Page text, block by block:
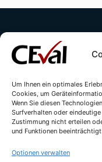
Um Ihnen ein optimales
Cookies, um
Wenn Sie diesen
Surfverhalten oder
Zustimmung nicht erteilen
und Funktionen
Optionen verwalten
Kontakt